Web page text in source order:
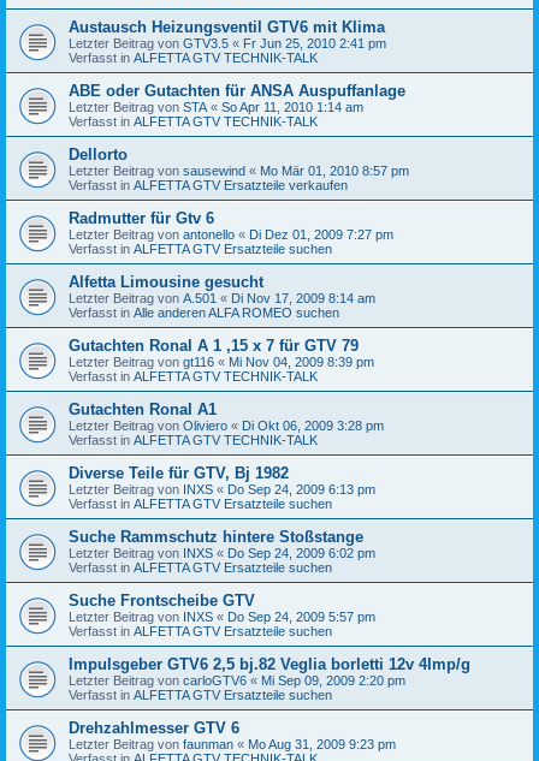
Austausch Heizungsventil GTV6 mit Klima
Letzter Beitrag von GTV3.5 « Fr Jun 25, 2010 2:41 pm
Verfasst in ALFETTA GTV TECHNIK-TALK
ABE oder Gutachten für ANSA Auspuffanlage
Letzter Beitrag von STA « So Apr 11, 2010 1:14 am
Verfasst in ALFETTA GTV TECHNIK-TALK
Dellorto
Letzter Beitrag von sausewind « Mo Mär 01, 2010 8:57 pm
Verfasst in ALFETTA GTV Ersatzteile verkaufen
Radmutter für Gtv 6
Letzter Beitrag von antonello « Di Dez 01, 2009 7:27 pm
Verfasst in ALFETTA GTV Ersatzteile suchen
Alfetta Limousine gesucht
Letzter Beitrag von A.501 « Di Nov 17, 2009 8:14 am
Verfasst in Alle anderen ALFA ROMEO suchen
Gutachten Ronal A 1 ,15 x 7 für GTV 79
Letzter Beitrag von gt116 « Mi Nov 04, 2009 8:39 pm
Verfasst in ALFETTA GTV TECHNIK-TALK
Gutachten Ronal A1
Letzter Beitrag von Oliviero « Di Okt 06, 2009 3:28 pm
Verfasst in ALFETTA GTV TECHNIK-TALK
Diverse Teile für GTV, Bj 1982
Letzter Beitrag von INXS « Do Sep 24, 2009 6:13 pm
Verfasst in ALFETTA GTV Ersatzteile suchen
Suche Rammschutz hintere Stoßstange
Letzter Beitrag von INXS « Do Sep 24, 2009 6:02 pm
Verfasst in ALFETTA GTV Ersatzteile suchen
Suche Frontscheibe GTV
Letzter Beitrag von INXS « Do Sep 24, 2009 5:57 pm
Verfasst in ALFETTA GTV Ersatzteile suchen
Impulsgeber GTV6 2,5 bj.82 Veglia borletti 12v 4Imp/g
Letzter Beitrag von carloGTV6 « Mi Sep 09, 2009 2:20 pm
Verfasst in ALFETTA GTV Ersatzteile suchen
Drehzahlmesser GTV 6
Letzter Beitrag von faunman « Mo Aug 31, 2009 9:23 pm
Verfasst in ALFETTA GTV TECHNIK-TALK